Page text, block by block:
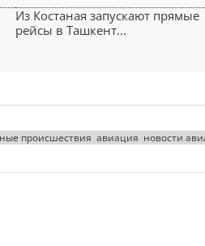
Из Костаная запускают прямые
рейсы в Ташкент...
происшествия авиация новости